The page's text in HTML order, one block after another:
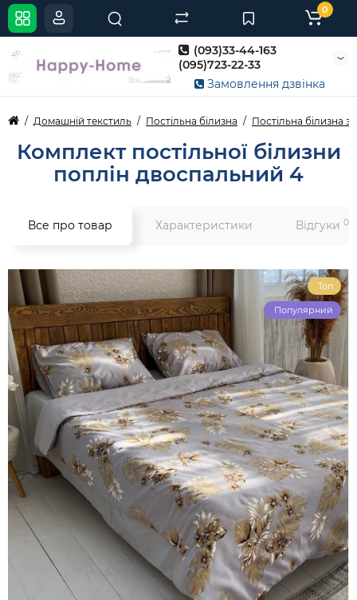
(093)33-44-163
(095)723-22-33
Замовлення дзвінка
0
Домашній текстиль Постільна білизна Постільна білизна з
Комплект постільної білизни
поплін двоспальний 4
Все про товар Характеристики Відгуки 0
Топ
Популярний